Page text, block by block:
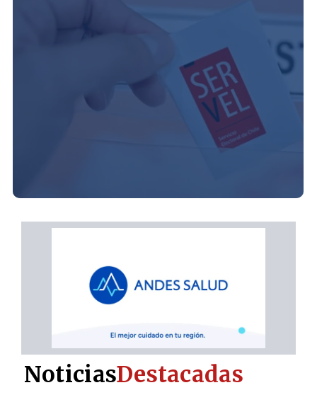
NoticiasDestacadas